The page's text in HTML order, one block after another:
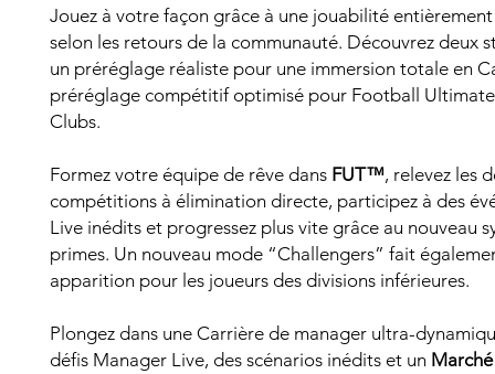
Jouez à votre façon grâce à une jouabilité
selon les retours de la communauté. Découvrez deux
un préréglage réaliste pour une immersion totale en
préréglage compétitif optimisé pour Football
Clubs.
Formez votre équipe de rêve dans FUT™, relevez les
compétitions à élimination directe, participez à des
Live inédits et progressez plus vite grâce au nouveau
primes. Un nouveau mode “Challengers” fait
apparition pour les joueurs des divisions inférieures.
Plongez dans une Carrière de manager ultra-
défis Manager Live, des scénarios inédits et un